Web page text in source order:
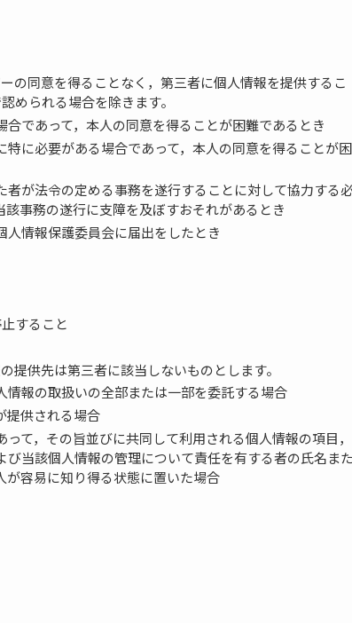
の同意を得ることなく，第三者に個人情報を提供するこ
められる場合を除きます。
であって，本人の同意を得ることが困難であるとき
に必要がある場合であって，本人の同意を得ることが困
が法令の定める事務を遂行することに対して協力する
事務の遂行に支障を及ぼすおそれがあるとき
情報保護委員会に届出をしたとき
すること
提供先は第三者に該当しないものとします。
報の取扱いの全部または一部を委託する場合
提供される場合
て，その旨並びに共同して利用される個人情報の項目，
当該個人情報の管理について責任を有する者の氏名ま
容易に知り得る状態に置いた場合